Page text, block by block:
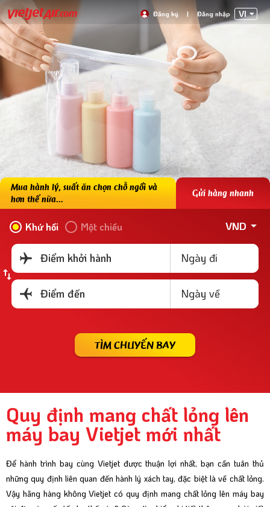
Đăng ký | Đăng nhập VI
Mua hành lý, suất ăn chọn chỗ ngồi và
hơn thế nữa...
Gửi hàng nhanh
Khứ hồi Một chiều VND
Điểm khởi hành Ngày đi
Điểm đến Ngày về
TÌM CHUYẾN BAY
Quy định mang chất lỏng lên
máy bay Vietjet mới nhất
Để hành trình bay cùng Vietjet được thuận lợi nhất, bạn cần tuân thủ
những quy định liên quan đến hành lý xách tay, đặc biệt là về chất lỏng.
Vậy hãng hàng không Vietjet có quy định mang chất lỏng lên máy bay